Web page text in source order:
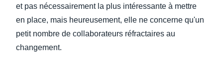
et pas nécessairement la plus intéressante à mettre
en place, mais heureusement, elle ne concerne qu'un
petit nombre de collaborateurs réfractaires au
changement.